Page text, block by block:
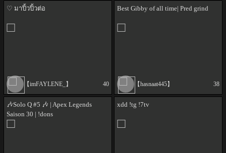
♡ มาปิ้วปิ้วต่อ
【imFAYLENE_】 40
Best Gibby of all time| Pred grind
【hasnaat445】 38
🎶Solo Q #5 🎶 | Apex Legends
Saison 30 | !dons
xdd !tg !7tv